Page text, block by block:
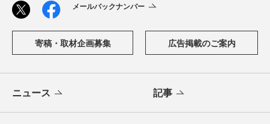
メールバックナンバー
寄稿・取材企画募集 広告掲載のご案内
ニュース 記事